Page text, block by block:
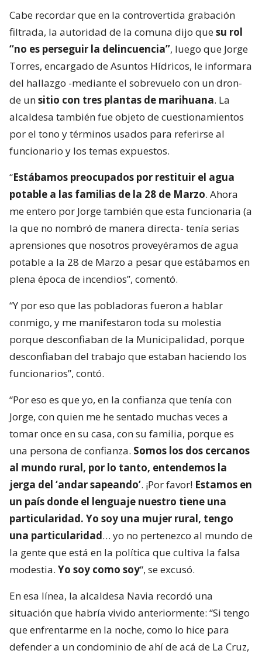
Cabe recordar que en la controvertida grabación
filtrada, la autoridad de la comuna dijo quesu rol
“no es perseguir la delincuencia”, luego que Jorge
Torres, encargado de Asuntos Hídricos, le informara
del hallazgo -mediante el sobrevuelo con un dron-
de unsitio con tres plantas de marihuana. La
alcaldesa también fue objeto de cuestionamientos
por el tono y términos usados para referirse al
funcionario y los temas expuestos.
“Estábamos preocupados por restituir el agua
potable a las familias de la 28 de Marzo. Ahora
me entero por Jorge también que esta funcionaria (a
la que no nombró de manera directa- tenía serias
aprensiones que nosotros proveyéramos de agua
potable a la 28 de Marzo a pesar que estábamos en
plena época de incendios”, comentó.
“Y por eso que las pobladoras fueron a hablar
conmigo, y me manifestaron toda su molestia
porque desconfiaban de la Municipalidad, porque
desconfiaban del trabajo que estaban haciendo los
funcionarios”, contó.
“Por eso es que yo, en la confianza que tenía con
Jorge, con quien me he sentado muchas veces a
tomar once en su casa, con su familia, porque es
una persona de confianza. Somos los dos cercanos
al mundo rural, por lo tanto, entendemos la
jerga del ‘andar sapeando’. ¡Por favor! Estamos en
un país donde el lenguaje nuestro tiene una
particularidad. Yo soy una mujer rural, tengo
una particularidad… yo no pertenezco al mundo de
la gente que está en la política que cultiva la falsa
modestia. Yo soy como soy“, se excusó.
En esa línea, la alcaldesa Navia recordó una
situación que habría vivido anteriormente: “Si tengo
que enfrentarme en la noche, como lo hice para
defender a un condominio de ahí de acá de La Cruz,